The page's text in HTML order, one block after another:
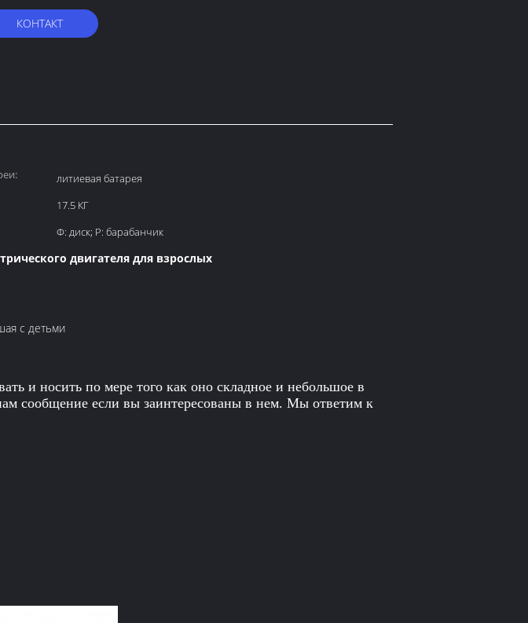
КОНТАКТ
литиевая батарея
17.5 КГ
Ф: диск; Р: барабанчик
двигателя для взрослых
с детьми
и носить по мере того как оно складное и небольшое в
сообщение если вы заинтересованы в нем. Мы ответим к